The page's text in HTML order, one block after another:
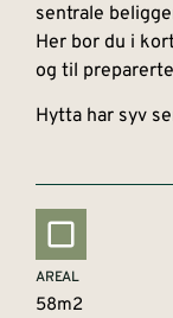
sentrale
Her bor du i
og til
Hytta har syv
AREAL
58m2